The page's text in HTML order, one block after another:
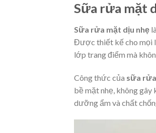
Sữa rửa mặt
Sữa rửa mặt dịu nhẹ
Được thiết kế cho mọi
lớp trang điểm mà
Công thức của sữa
bề mặt nhẹ, không gây
dưỡng ẩm và chất